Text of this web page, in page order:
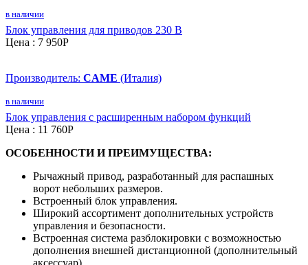
в наличии
Блок управления для приводов 230 В
Цена : 7 950P
Производитель: CAME (Италия)
в наличии
Блок управления с расширенным набором функций
Цена : 11 760P
ОСОБЕННОСТИ И ПРЕИМУЩЕСТВА:
Рычажный привод, разработанный для распашных
ворот небольших размеров.
Встроенный блок управления.
Широкий ассортимент дополнительных устройств
управления и безопасности.
Встроенная система разблокировки с возможностью
дополнения внешней дистанционной (дополнительный
аксессуар).